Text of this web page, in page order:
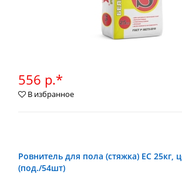
556 р.*
В избранное
Ровнитель для пола (стяжка) ЕС 25кг,
(под./54шт)